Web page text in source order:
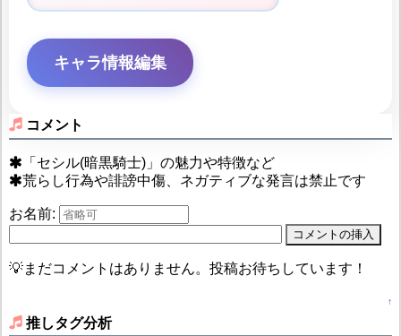
キャラ情報編集
コメント
「セシル(暗黒騎士)」の魅力や特徴など
荒らし行為や誹謗中傷、ネガティブな発言は禁止です
お名前:
💡まだコメントはありません。投稿お待ちしています！
↑
推しタグ分析